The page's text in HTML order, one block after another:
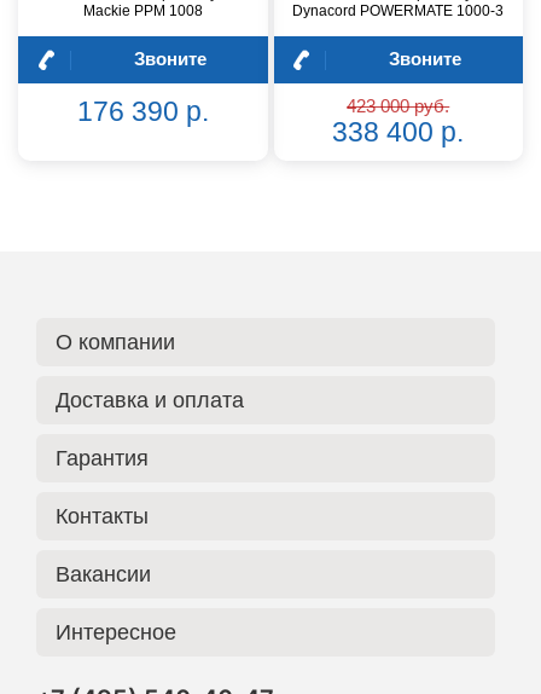
Mackie PPM 1008
Звоните
176 390 р.
Dynacord POWERMATE 1000-3
Звоните
423 000 руб.
338 400 р.
О компании
Доставка и оплата
Гарантия
Контакты
Вакансии
Интересное